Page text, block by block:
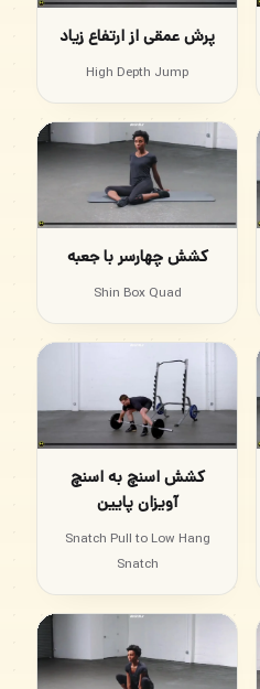
پرش عمقی از ارتفاع زیاد
High Depth Jump
کشش چهارسر با جعبه
Shin Box Quad
کشش اسنچ به اسنچ
آویزان پایین
Snatch Pull to Low Hang
Snatch